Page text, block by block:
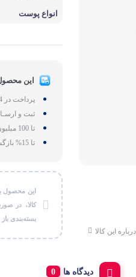
این کالا
انواع پوست
این
پرداخت در 4 قسط ماهانه بدون سود، چک و ضامن
ثبت و
تا 100 میلیون تومان اعتبار با بازپرداخت 24 ماهه
تا 15% بازگشت وجه با پرداخت نقدی
این محصول
کالا، در
بسته‌بندی
دیدگاه ها